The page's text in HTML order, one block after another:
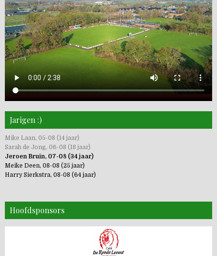
Jarigen :)
Mike Laan, 05-08 (14 jaar)
Sarah de Jong, 06-08 (18 jaar)
Jeroen Bruin, 07-08 (34 jaar)
Meike Deen, 08-08 (25 jaar)
Harry Sierkstra, 08-08 (64 jaar)
Hoofdsponsors